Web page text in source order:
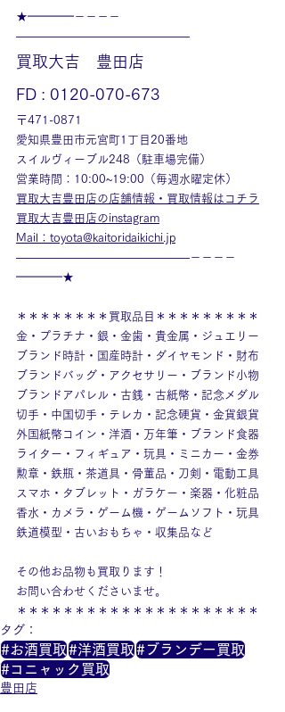
★━━━━－－－－
———————————————
買取大吉　豊田店
FD : 0120-070-673
〒471-0871
愛知県豊田市元宮町1丁目20番地
スイルヴィーブル248（駐車場完備）
営業時間：10:00~19:00（毎週水曜定休）
買取大吉豊田店の店舗情報・買取情報はコチラ
買取大吉豊田店のinstagram
Mail：toyota@kaitoridaikichi.jp
———————————————－－－－
━━━━★
＊＊＊＊＊＊＊＊買取品目＊＊＊＊＊＊＊＊＊
金・プラチナ・銀・金歯・貴金属・ジュエリー
ブランド時計・国産時計・ダイヤモンド・財布
ブランドバッグ・アクセサリー・ブランド小物
ブランドアパレル・古銭・古紙幣・記念メダル
切手・中国切手・テレカ・記念硬貨・金貨銀貨
外国紙幣コイン・洋酒・万年筆・ブランド食器
ライター・フィギュア・玩具・ミニカー・金券
勲章・鉄瓶・茶道具・骨董品・刀剣・電動工具
スマホ・タブレット・ガラケー・楽器・化粧品
香水・カメラ・ゲーム機・ゲームソフト・玩具
鉄道模型・古いおもちゃ・収集品など
その他お品物も買取ります！
お問い合わせくださいませ。
＊＊＊＊＊＊＊＊＊＊＊＊＊＊＊＊＊＊＊＊＊
タグ：
#お酒買取#洋酒買取#ブランデー買取
#コニャック買取
豊田店